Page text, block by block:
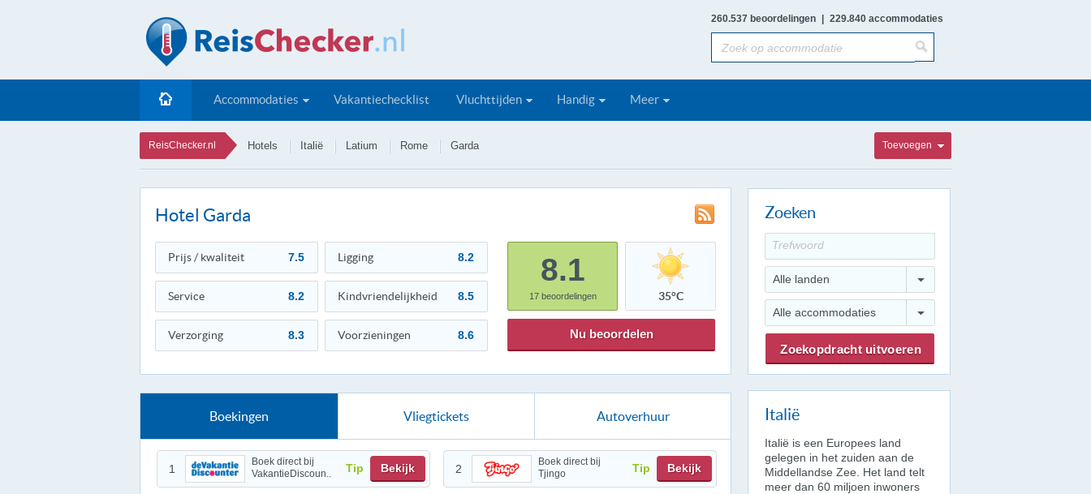
260.537 beoordelingen 229.840 accommodaties
Accommodaties Vakantiechecklist Vluchttijden Handig Meer
ReisChecker.nl Hotels Italië Latium Rome Garda Toevoegen
Hotel Garda
Prijs / kwaliteit 7.5 Ligging 8.2
Service 8.2 Kindvriendelijkheid 8.5
Verzorging 8.3 Voorzieningen 8.6
8.1
17beoordelingen 35°C
Nu beoordelen
Boekingen Vliegtickets Autoverhuur
1
Boek direct bij
VakantieDiscoun..
Tip Bekijk 2
Boek direct bij
Tjingo
Tip Bekijk
Zoeken
Alle landen
Alle accommodaties
Italië
Italië is een Europees land
gelegen in het zuiden aan de
Middellandse Zee. Het land telt
meer dan 60 miljoen inwoners